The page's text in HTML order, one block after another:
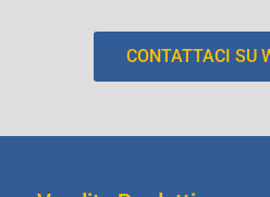
CONTATTACI SU